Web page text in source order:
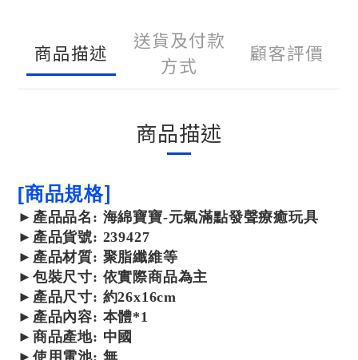
商品描述
送貨及付款
方式
顧客評價
商品描述
[商品規格]
► 產品品名: 海綿寶寶-元氣滿點發聲療癒玩具
► 產品貨號: 239427
► 產品材質: 聚脂纖維等
►包裝尺寸: 依實際商品為主
►產品尺寸: 約26x16cm
►產品內容: 本體*1
► 商品產地: 中國
►使用電池: 無